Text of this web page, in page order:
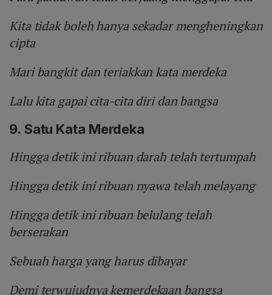
Kita tidak boleh hanya sekadar mengheningkan
cipta
Mari bangkit dan teriakkan kata merdeka
Lalu kita gapai cita-cita diri dan bangsa
9. Satu Kata Merdeka
Hingga detik ini ribuan darah telah tertumpah
Hingga detik ini ribuan nyawa telah melayang
Hingga detik ini ribuan belulang telah
berserakan
Sebuah harga yang harus dibayar
Demi terwujudnya kemerdekaan bangsa